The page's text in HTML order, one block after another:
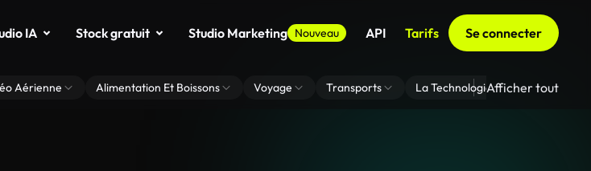
IA Stock gratuit Studio Marketing Nouveau API Tarifs Se connecter
Aérienne Alimentation Et Boissons Voyage Transports La Technologie Zoom En
Afficher tout